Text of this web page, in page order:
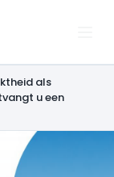
als
u een